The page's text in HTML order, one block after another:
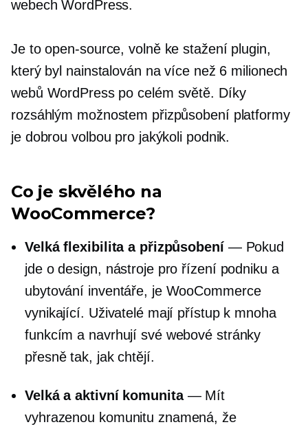
webech WordPress.
Je toopen-source, volně ke staženíplugin,
který byl nainstalován na více než 6 milionech
webů WordPress po celém světě. Díky
rozsáhlým možnostem přizpůsobení platformy
je dobrou volbou pro jakýkoli podnik.
Co je skvělého na
WooCommerce?
Velká flexibilita a přizpůsobení— Pokud
jde o design, nástroje pro řízení podniku a
ubytování inventáře, je WooCommerce
vynikající. Uživatelé mají přístup k mnoha
funkcím a navrhují své webové stránky
přesně tak, jak chtějí.
Velká a aktivní komunita— Mít
vyhrazenou komunitu znamená, že